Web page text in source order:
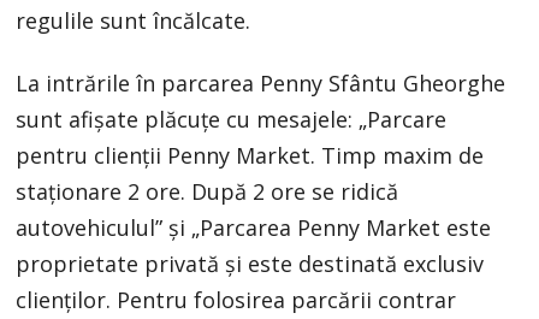
regulile sunt încălcate.
La intrările în parcarea Penny Sfântu Gheorghe
sunt afișate plăcuțe cu mesajele: „Parcare
pentru clienții Penny Market. Timp maxim de
staționare 2 ore. După 2 ore se ridică
autovehiculul” și „Parcarea Penny Market este
proprietate privată şi este destinată exclusiv
clienților. Pentru folosirea parcării contrar